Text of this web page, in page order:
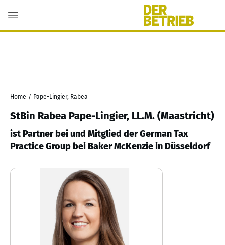
Home / Pape-Lingier, Rabea
StBin Rabea Pape-Lingier, LL.M. (Maastricht)
ist Partner bei und Mitglied der German Tax
Practice Group bei Baker McKenzie in Düsseldorf